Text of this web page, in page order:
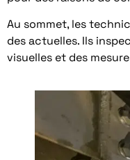
Au sommet, les
des actuelles. Ils
visuelles et des